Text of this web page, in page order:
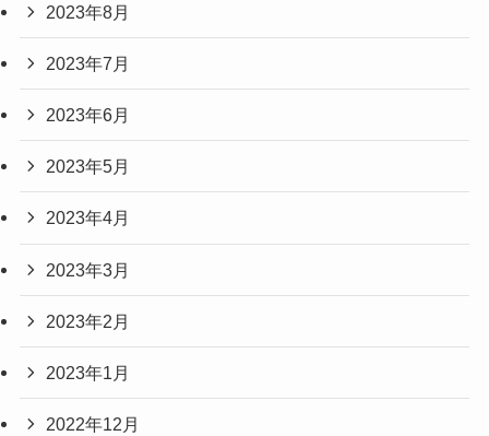
2023年8月
2023年7月
2023年6月
2023年5月
2023年4月
2023年3月
2023年2月
2023年1月
2022年12月